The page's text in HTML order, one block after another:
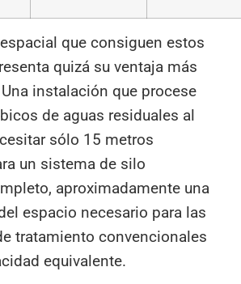
que consiguen estos
quizá su ventaja más
instalación que procese
de aguas residuales al
sólo 15 metros
un sistema de silo
aproximadamente una
espacio necesario para las
tratamiento convencionales
equivalente.